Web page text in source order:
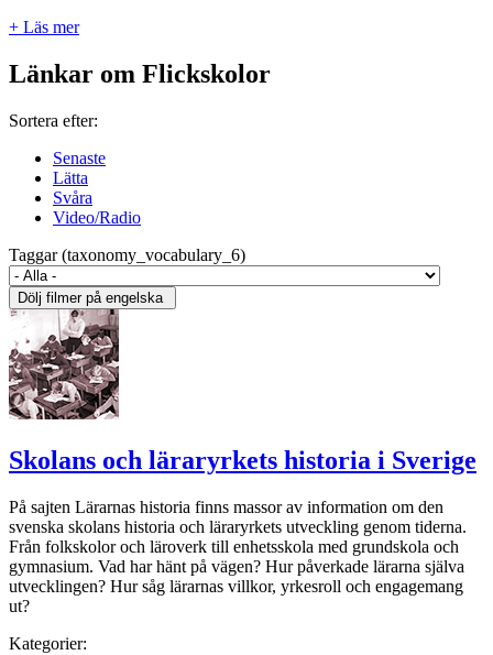
+ Läs mer
Länkar om Flickskolor
Sortera efter:
Senaste
Lätta
Svåra
Video/Radio
Taggar (taxonomy_vocabulary_6)
Skolans och läraryrkets historia i Sverige
På sajten Lärarnas historia finns massor av information om den
svenska skolans historia och läraryrkets utveckling genom tiderna.
Från folkskolor och läroverk till enhetsskola med grundskola och
gymnasium. Vad har hänt på vägen? Hur påverkade lärarna själva
utvecklingen? Hur såg lärarnas villkor, yrkesroll och engagemang
ut?
Kategorier: